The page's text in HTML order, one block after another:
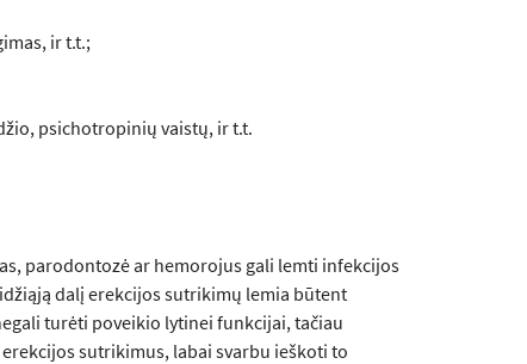
ir t.t.;
psichotropinių vaistų, ir t.t.
parodontozė ar hemorojus gali lemti infekcijos
dalį erekcijos sutrikimų lemia būtent
turėti poveikio lytinei funkcijai, tačiau
sutrikimus, labai svarbu ieškoti to